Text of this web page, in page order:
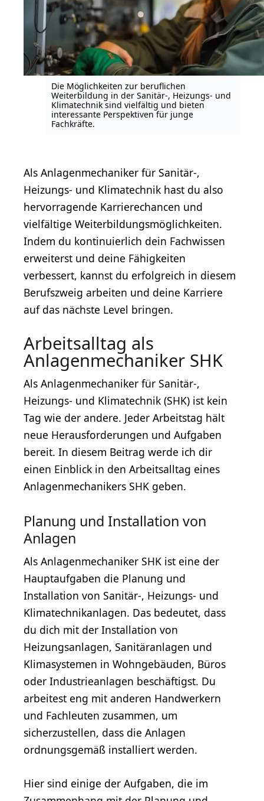
Die Möglichkeiten zur beruflichen
Weiterbildung in der Sanitär-, Heizungs- und
Klimatechnik sind vielfältig und bieten
interessante Perspektiven für junge
Fachkräfte.
Als Anlagenmechaniker für Sanitär-,
Heizungs- und Klimatechnik hast du also
hervorragende Karrierechancen und
vielfältige Weiterbildungsmöglichkeiten.
Indem du kontinuierlich dein Fachwissen
erweiterst und deine Fähigkeiten
verbessert, kannst du erfolgreich in diesem
Berufszweig arbeiten und deine Karriere
auf das nächste Level bringen.
Arbeitsalltag als
Anlagenmechaniker SHK
Als Anlagenmechaniker für Sanitär-,
Heizungs- und Klimatechnik (SHK) ist kein
Tag wie der andere. Jeder Arbeitstag hält
neue Herausforderungen und Aufgaben
bereit. In diesem Beitrag werde ich dir
einen Einblick in den Arbeitsalltag eines
Anlagenmechanikers SHK geben.
Planung und Installation von
Anlagen
Als Anlagenmechaniker SHK ist eine der
Hauptaufgaben die Planung und
Installation von Sanitär-, Heizungs- und
Klimatechnikanlagen. Das bedeutet, dass
du dich mit der Installation von
Heizungsanlagen, Sanitäranlagen und
Klimasystemen in Wohngebäuden, Büros
oder Industrieanlagen beschäftigst. Du
arbeitest eng mit anderen Handwerkern
und Fachleuten zusammen, um
sicherzustellen, dass die Anlagen
ordnungsgemäß installiert werden.
Hier sind einige der Aufgaben, die im